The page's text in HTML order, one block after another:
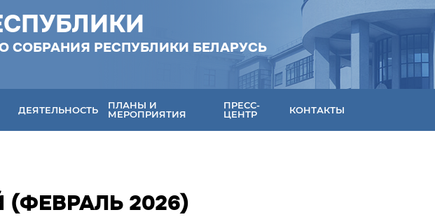
СОБРАНИЯ РЕСПУБЛИКИ БЕЛАРУСЬ
ДЕЯТЕЛЬНОСТЬ
ПЛАНЫ И
МЕРОПРИЯТИЯ
ПРЕСС-
ЦЕНТР
КОНТАКТЫ
2026)